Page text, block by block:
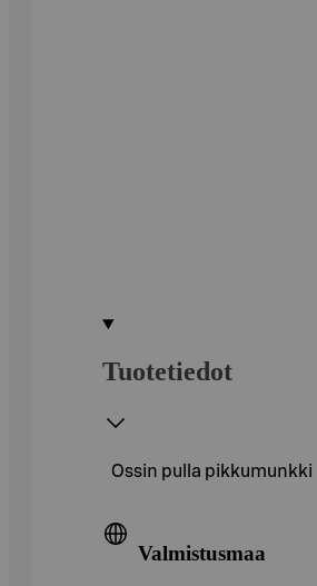
Tuotetiedot
Ossin pulla pikkumunkki
Valmistusmaa